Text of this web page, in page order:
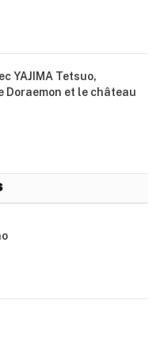
YAJIMA Tetsuo,
Doraemon et le château